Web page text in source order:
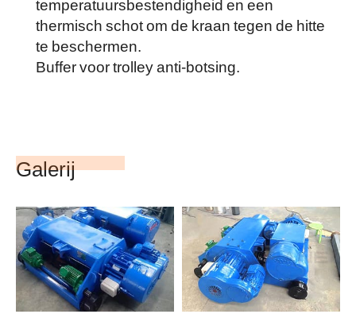
temperatuursbestendigheid en een
thermisch schot om de kraan tegen de hitte
te beschermen.
Buffer voor trolley anti-botsing.
Galerij